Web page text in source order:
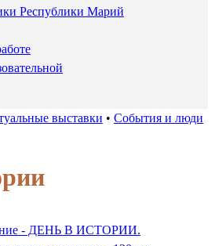
Республики Марий
выставки • События и люди